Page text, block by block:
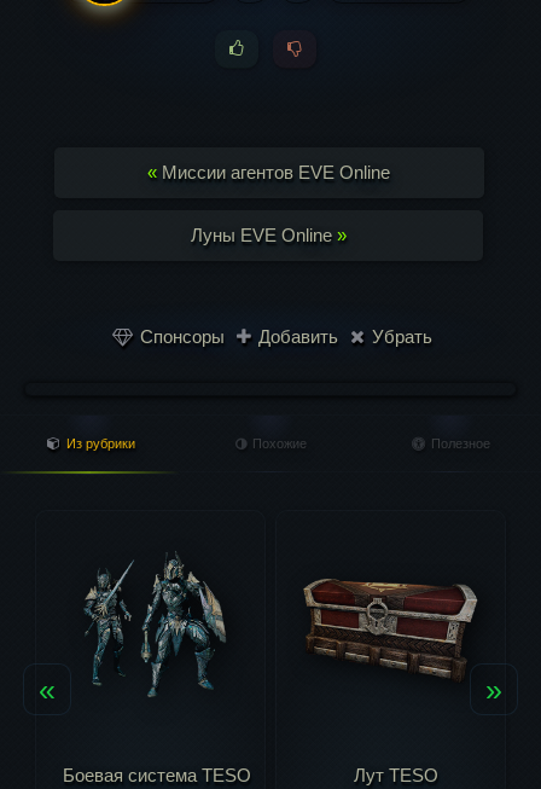
« Миссии агентов EVE Online
Луны EVE Online »
Спонсоры Добавить Убрать
Из рубрики Похожие Полезное
TESO Лут TESO Экипировка
« »